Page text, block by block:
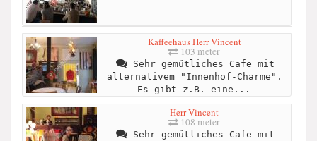
Kaffeehaus Herr Vincent
103 meter
Sehr gemütliches Cafe mit
alternativem "Innenhof-Charme".
Es gibt z.B. eine...
Herr Vincent
108 meter
Sehr gemütliches Cafe mit